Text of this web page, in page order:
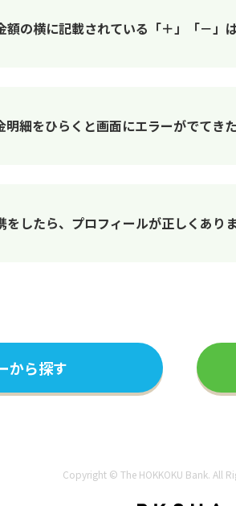
の横に記載されている「＋」「－」
細をひらくと画面にエラーがでてきた
したら、プロフィールが正しくあり
から探す
Copyright © The HOKKOKU Bank. All